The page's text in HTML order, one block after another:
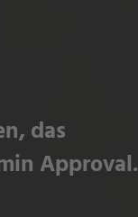
das
Approval.